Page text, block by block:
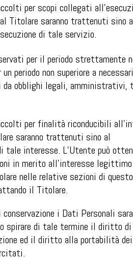
per scopi collegati
Titolare saranno trattenuti sino a
di tale servizio.
per il periodo strettamente
periodo non superiore a
da obblighi legali, amministrativi,
per finalità riconducibili
saranno trattenuti sino al
tale interesse. L’Utente può
in merito all’interesse legittimo
nelle relative sezioni di questo
il Titolare.
i Dati Personali
spirare di tale termine il diritto di
ed il diritto alla portabilità